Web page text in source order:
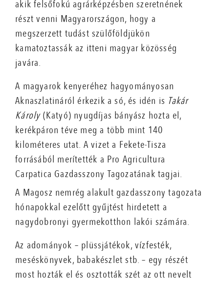
akik felsőfokú agrárképzésben szeretnének
részt venni Magyarországon, hogy a
megszerzett tudást szülőföldjükön
kamatoztassák az itteni magyar közösség
javára.
A magyarok kenyeréhez hagyományosan
Aknaszlatináról érkezik a só, és idén is Takár
Károly(Katyó) nyugdíjas bányász hozta el,
kerékpáron téve meg a több mint 140
kilométeres utat. A vizet a Fekete-Tisza
forrásából merítették a Pro Agricultura
Carpatica Gazdasszony Tagozatának tagjai.
A Magosz nemrég alakult gazdasszony tagozata
hónapokkal ezelőtt gyűjtést hirdetett a
nagydobronyi gyermekotthon lakói számára.
Az adományok – plüssjátékok, vízfesték,
meséskönyvek, babakészlet stb. – egy részét
most hozták el és osztották szét az ott nevelt